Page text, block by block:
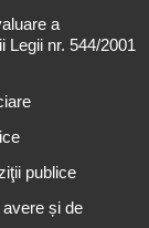
a
Legii nr. 544/2001
publice
și de